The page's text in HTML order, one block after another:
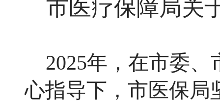
市医疗保障局关
2025年，在市委
心指导下，市医保局